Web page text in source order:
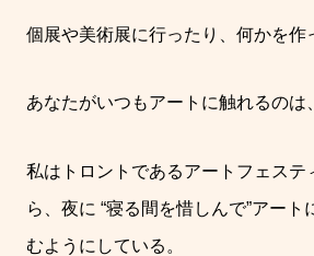
個展や美術展に行ったり、何かを作
あなたがいつもアートに触れるのは
私はトロントであるアートフェステ
ら、夜に “寝る間を惜しんで”アート
むようにしている。